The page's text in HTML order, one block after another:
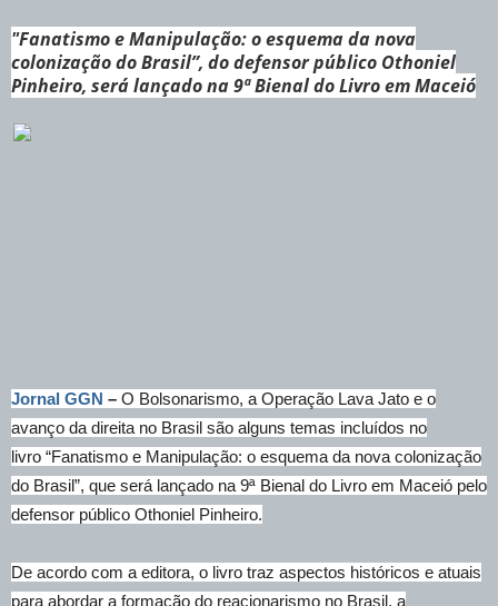
"Fanatismo e Manipulação: o esquema da nova
colonização do Brasil”, do defensor público Othoniel
Pinheiro, será lançado na 9ª Bienal do Livro em Maceió
Jornal GGN – O Bolsonarismo, a Operação Lava Jato e o
avanço da direita no Brasil são alguns temas incluídos no
livro “Fanatismo e Manipulação: o esquema da nova colonização
do Brasil”, que será lançado na 9ª Bienal do Livro em Maceió pelo
defensor público Othoniel Pinheiro.
De acordo com a editora, o livro traz aspectos históricos e atuais
para abordar a formação do reacionarismo no Brasil, a